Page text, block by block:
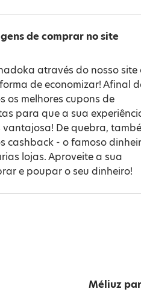
de comprar no site
através do nosso site
de economizar! Afinal
os melhores cupons de
para que a sua
De quebra,
cashback - o famoso
lojas. Aproveite a sua
e poupar o seu dinheiro!
Méliuz